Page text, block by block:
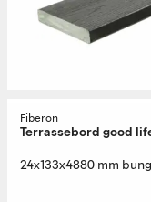
Fiberon
Terrassebord good
24x133x4880 mm